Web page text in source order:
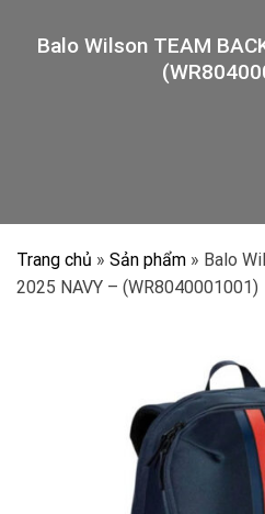
Balo Wilson TEAM
Trang chủ » Sản phẩm » Balo
2025 NAVY – (WR8040001001)